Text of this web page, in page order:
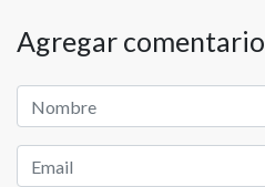
Agregar comentario